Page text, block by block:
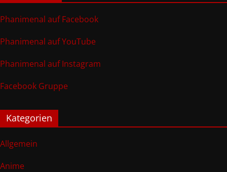
Phanimenal auf Facebook
Phanimenal auf YouTube
Phanimenal auf Instagram
Facebook Gruppe
Kategorien
Allgemein
Anime